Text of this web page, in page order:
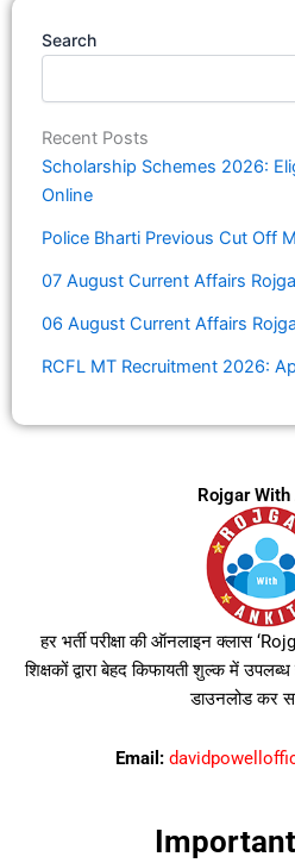
Search
Recent Posts
Scholarship Schemes 2026:
Online
Police Bharti Previous Cut Off
07 August Current Affairs
06 August Current Affairs
RCFL MT Recruitment 2026:
Rojgar
हर भर्ती परीक्षा की ऑनलाइन क्लास
शिक्षकों द्वारा बेहद किफायती शुल्क में
डाउनलोड कर
Email: